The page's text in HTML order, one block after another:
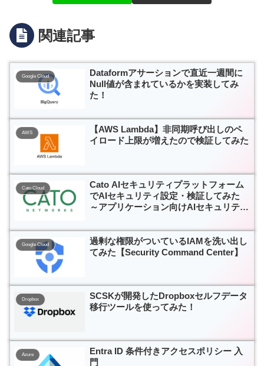
関連記事
Google Cloud
Dataformアサーションで直近一週間に
Null値が含まれているかを実装してみ
た！
AWS
【AWS Lambda】非同期呼び出しのペ
イロード上限が増えたので検証してみた
Cato Cloud
Cato AIセキュリティプラットフォーム
でAIセキュリティ設定・検証してみた
～アプリケーション向けAIセキュリティ
Google Cloud
過剰な権限がついているIAMを洗い出し
てみた【Security Command Center】
Dropbox
SCSKが開発したDropboxセルフデータ
移行ツールを使ってみた！
Azure
Entra ID 条件付きアクセスポリシー 入
門